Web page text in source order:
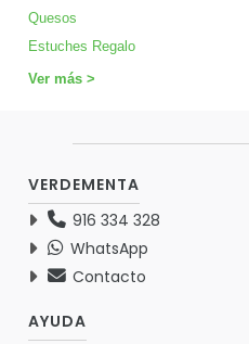
Quesos
Estuches Regalo
Ver más >
VERDEMENTA
916 334 328
WhatsApp
Contacto
AYUDA